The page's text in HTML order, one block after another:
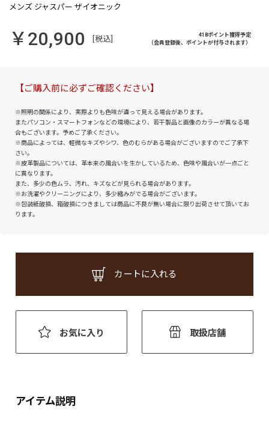
￥20,900 [税込]
418ポイント獲得予定
（会員登録後、ポイントが付与されます）
【ご購入前に必ずご確認ください】
※照明の関係により、実際よりも色味が違って見える場合があります。
またパソコン・スマートフォンなどの環境により、若干製品と画像のカラーが異なる場
合もございます。予めご了承ください。
※商品によっては、軽微なキズやシワ、色のむらがある場合がございますのでご了承下
さい。
※皮革製品については、革本来の風合いを生かしているため、色味や風合いが一点ごと
に異なります。
また、多少の色ムラ、汚れ、キズなどが見られる場合があります。
※お洗濯やクリーニングにより、多少縮みがでる場合がございます。
※包装紙破損、箱破損につきましては商品に不良が無い場合に限り出荷させて頂いてお
ります。
カートに入れる
お気に入り 取扱店舗
アイテム説明